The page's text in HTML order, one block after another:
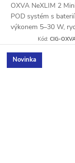
OXVA NeXLIM 2
POD systém s
výkonem 5–30 W,
nabíjením USB-C
režimy...
Kód: CIG-
Novinka